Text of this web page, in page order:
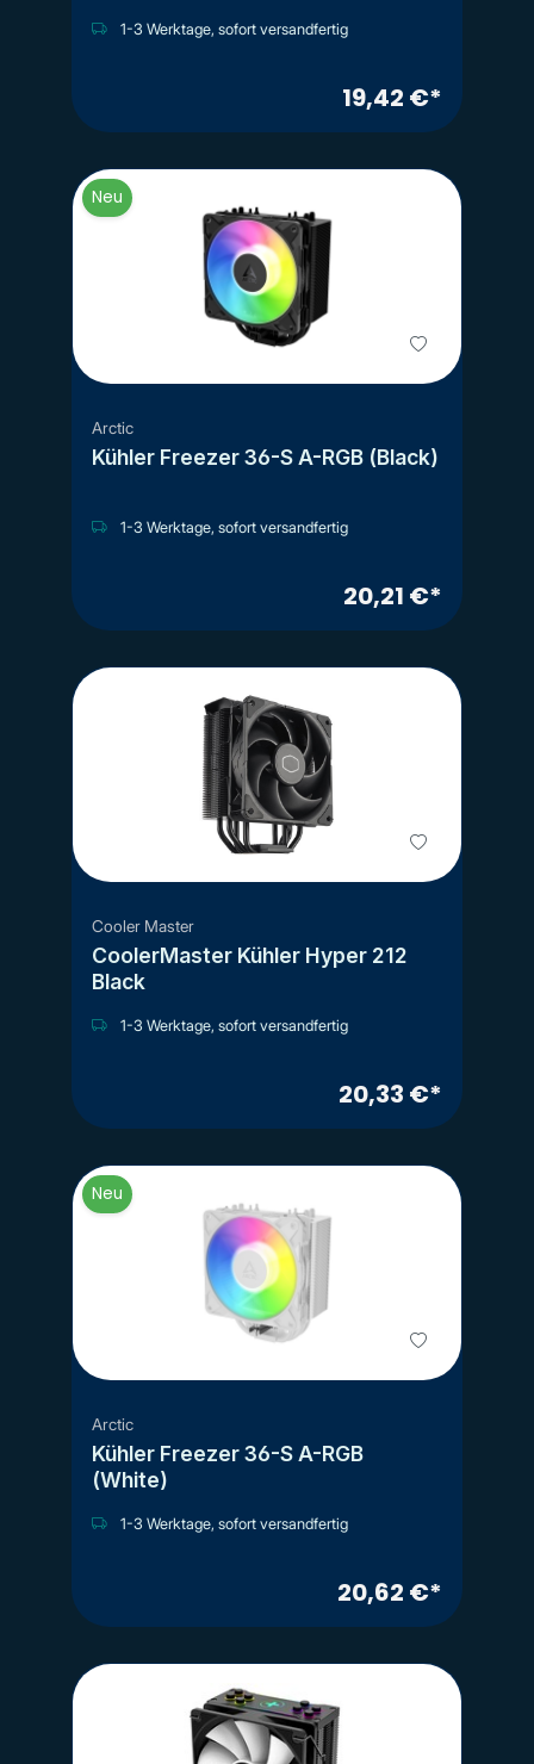
1-3 Werktage, sofort versandfertig
19,42 €*
Neu
Arctic
Kühler Freezer 36-S A-RGB (Black)
1-3 Werktage, sofort versandfertig
20,21 €*
Cooler Master
CoolerMaster Kühler Hyper 212
Black
1-3 Werktage, sofort versandfertig
20,33 €*
Neu
Arctic
Kühler Freezer 36-S A-RGB
(White)
1-3 Werktage, sofort versandfertig
20,62 €*